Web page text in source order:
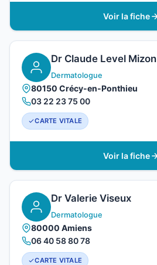
Voir la fiche
Dr Claude Level Mizon
Dermatologue
80150 Crécy-en-Ponthieu
03 22 23 75 00
CARTE VITALE
Voir la fiche
Dr Valerie Viseux
Dermatologue
80000 Amiens
06 40 58 80 78
CARTE VITALE